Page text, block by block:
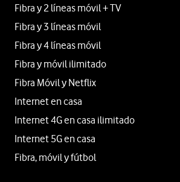
Fibra y 2 líneas móvil + TV
Fibra y 3 líneas móvil
Fibra y 4 líneas móvil
Fibra y móvil ilimitado
Fibra Móvil y Netflix
Internet en casa
Internet 4G en casa ilimitado
Internet 5G en casa
Fibra, móvil y fútbol